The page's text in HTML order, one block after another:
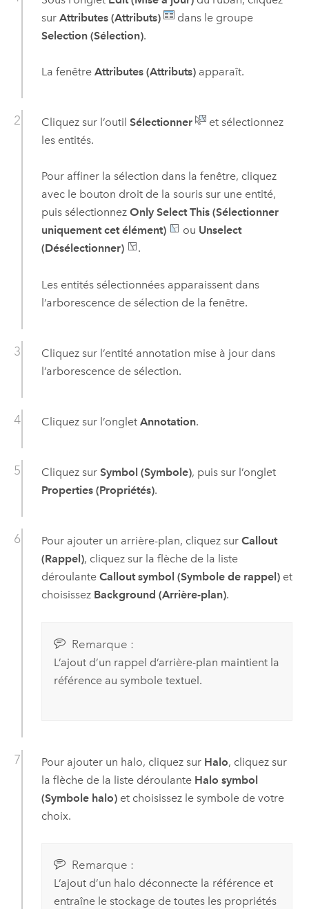
sur Attributes (Attributs)
dans le groupe
Selection (Sélection).
La fenêtre Attributes (Attributs)apparaît.
Cliquez sur l’outil Sélectionner
et sélectionnez
les entités.
Pour affiner la sélection dans la fenêtre, cliquez
avec le bouton droit de la souris sur une entité,
puis sélectionnez Only Select This (Sélectionner
uniquement cet élément)
ou Unselect
(Désélectionner)
.
Les entités sélectionnées apparaissent dans
l’arborescence de sélection de la fenêtre.
Cliquez sur l’entité annotation mise à jour dans
l’arborescence de sélection.
Cliquez sur l’onglet Annotation.
Cliquez sur Symbol (Symbole), puis sur l’onglet
Properties (Propriétés).
Pour ajouter un arrière-plan, cliquez sur Callout
(Rappel), cliquez sur la flèche de la liste
déroulante Callout symbol (Symbole de rappel)et
choisissez Background (Arrière-plan).
Remarque :
L’ajout d’un rappel d’arrière-plan maintient la
référence au symbole textuel.
Pour ajouter un halo, cliquez sur Halo, cliquez sur
la flèche de la liste déroulante Halo symbol
(Symbole halo)et choisissez le symbole de votre
choix.
Remarque :
L’ajout d’un halo déconnecte la référence et
entraîne le stockage de toutes les propriétés